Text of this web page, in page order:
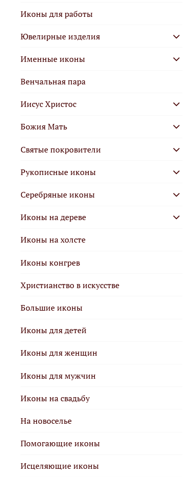
Иконы для работы
Ювелирные изделия
Именные иконы
Венчальная пара
Иисус Христос
Божия Mать
Святые покровители
Рукописные иконы
Серебряные иконы
Иконы на дереве
Иконы на холсте
Иконы конгрев
Христианство в искусстве
Большие иконы
Иконы для детей
Иконы для женщин
Иконы для мужчин
Иконы на свадьбу
На новоселье
Помогающие иконы
Исцеляющие иконы